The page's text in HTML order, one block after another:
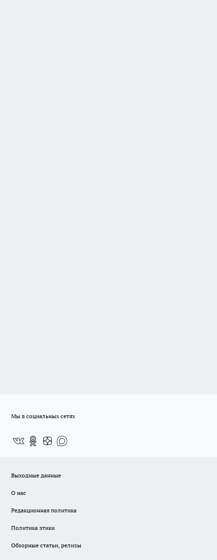
Мы в социальных сетях
Выходные данные
О нас
Редакционная политика
Политика этики
Обзорные статьи, релизы